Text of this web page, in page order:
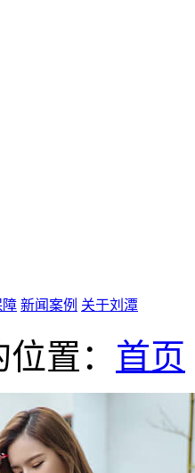
障 新闻案例 关于刘潭
置： 首页